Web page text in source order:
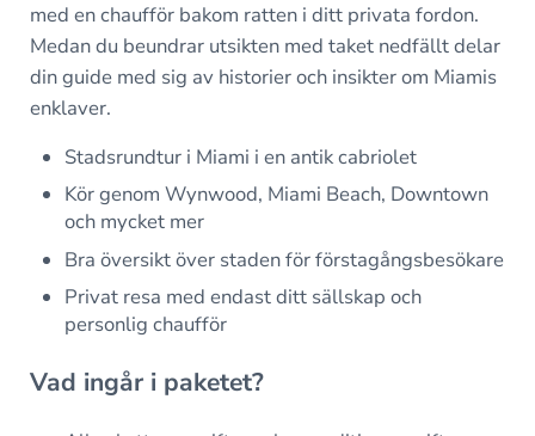
med en chaufför bakom ratten i ditt privata fordon.
Medan du beundrar utsikten med taket nedfällt delar
din guide med sig av historier och insikter om Miamis
enklaver.
Stadsrundtur i Miami i en antik cabriolet
Kör genom Wynwood, Miami Beach, Downtown
och mycket mer
Bra översikt över staden för förstagångsbesökare
Privat resa med endast ditt sällskap och
personlig chaufför
Vad ingår i paketet?